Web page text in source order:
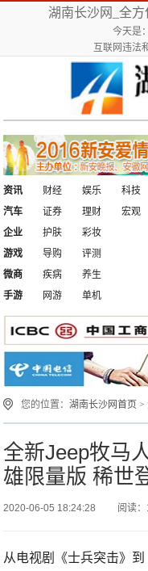
湖南长沙网_全
今天是
互联网违法
资讯 财经 娱乐
科技
汽车
证券 理财 宏观
企业
护肤
彩妆
游戏
导购 评测
微商
疾病
养生
手游
网游 单机
您的位置：湖南长沙网首页 >
全新Jeep牧马
雄限量版 稀世
2020-06-05 18:24:28 阅读
从电视剧《士兵突击》